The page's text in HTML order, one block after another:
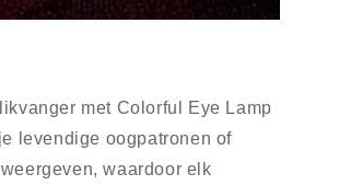
met Colorful Eye Lamp
levendige oogpatronen of
waardoor elk